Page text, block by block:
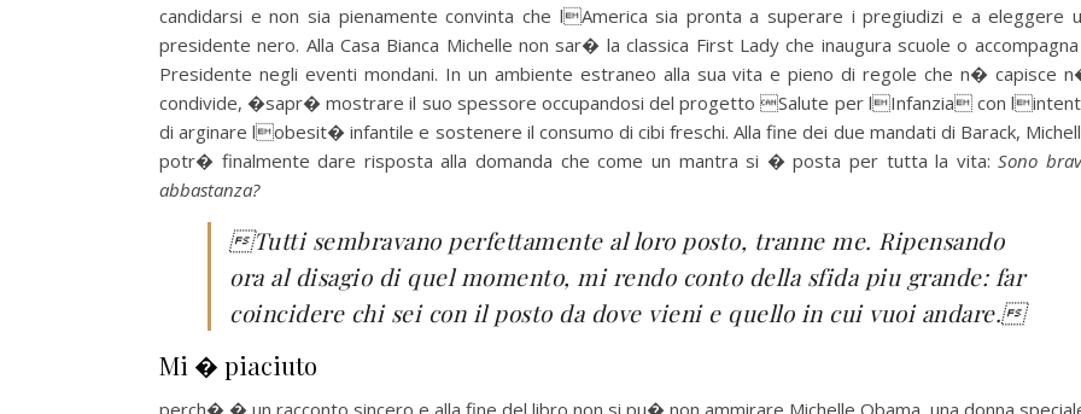
candidarsi e non sia pienamente convinta che lAmerica sia pronta a superare i pregiudizi e a eleggere
presidente nero. Alla Casa Bianca Michelle non sar� la classica First Lady che inaugura scuole o
Presidente negli eventi mondani. In un ambiente estraneo alla sua vita e pieno di regole che n� capisce
condivide, �sapr� mostrare il suo spessore occupandosi del progetto Salute per lInfanzia con
di arginare lobesit� infantile e sostenere il consumo di cibi freschi. Alla fine dei due mandati di Barack,
potr� finalmente dare risposta alla domanda che come un mantra si � posta per tutta la vita:Sono
abbastanza?
Tutti sembravano perfettamente al loro posto, tranne me. Ripensando
ora al disagio di quel momento, mi rendo conto della sfida piu grande: far
coincidere chi sei con il posto da dove vieni e quello in cui vuoi andare.
Mi � piaciuto
perch� � un racconto sincero e alla fine del libro non si pu� non ammirare Michelle Obama, una donna